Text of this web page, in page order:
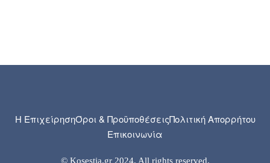
Η ΕπιχείρησηΌροι & ΠροϋποθέσειςΠολιτική Απορρήτου
Επικοινωνία
© Kosestia.gr 2024. All rights reserved.